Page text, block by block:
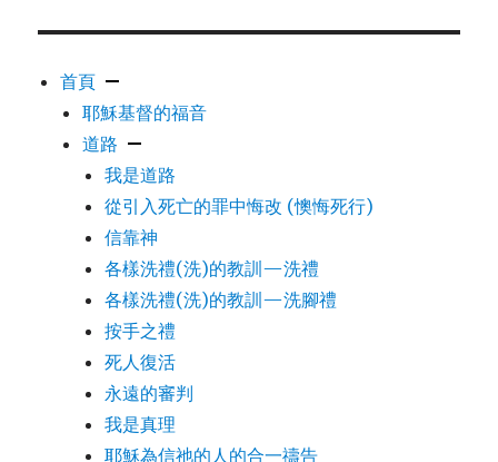
首頁
耶穌基督的福音
道路
我是道路
從引入死亡的罪中悔改 (懊悔死行)
信靠神
各樣洗禮(洗)的教訓—洗禮
各樣洗禮(洗)的教訓—洗腳禮
按手之禮
死人復活
永遠的審判
我是真理
耶穌為信祂的人的合一禱告